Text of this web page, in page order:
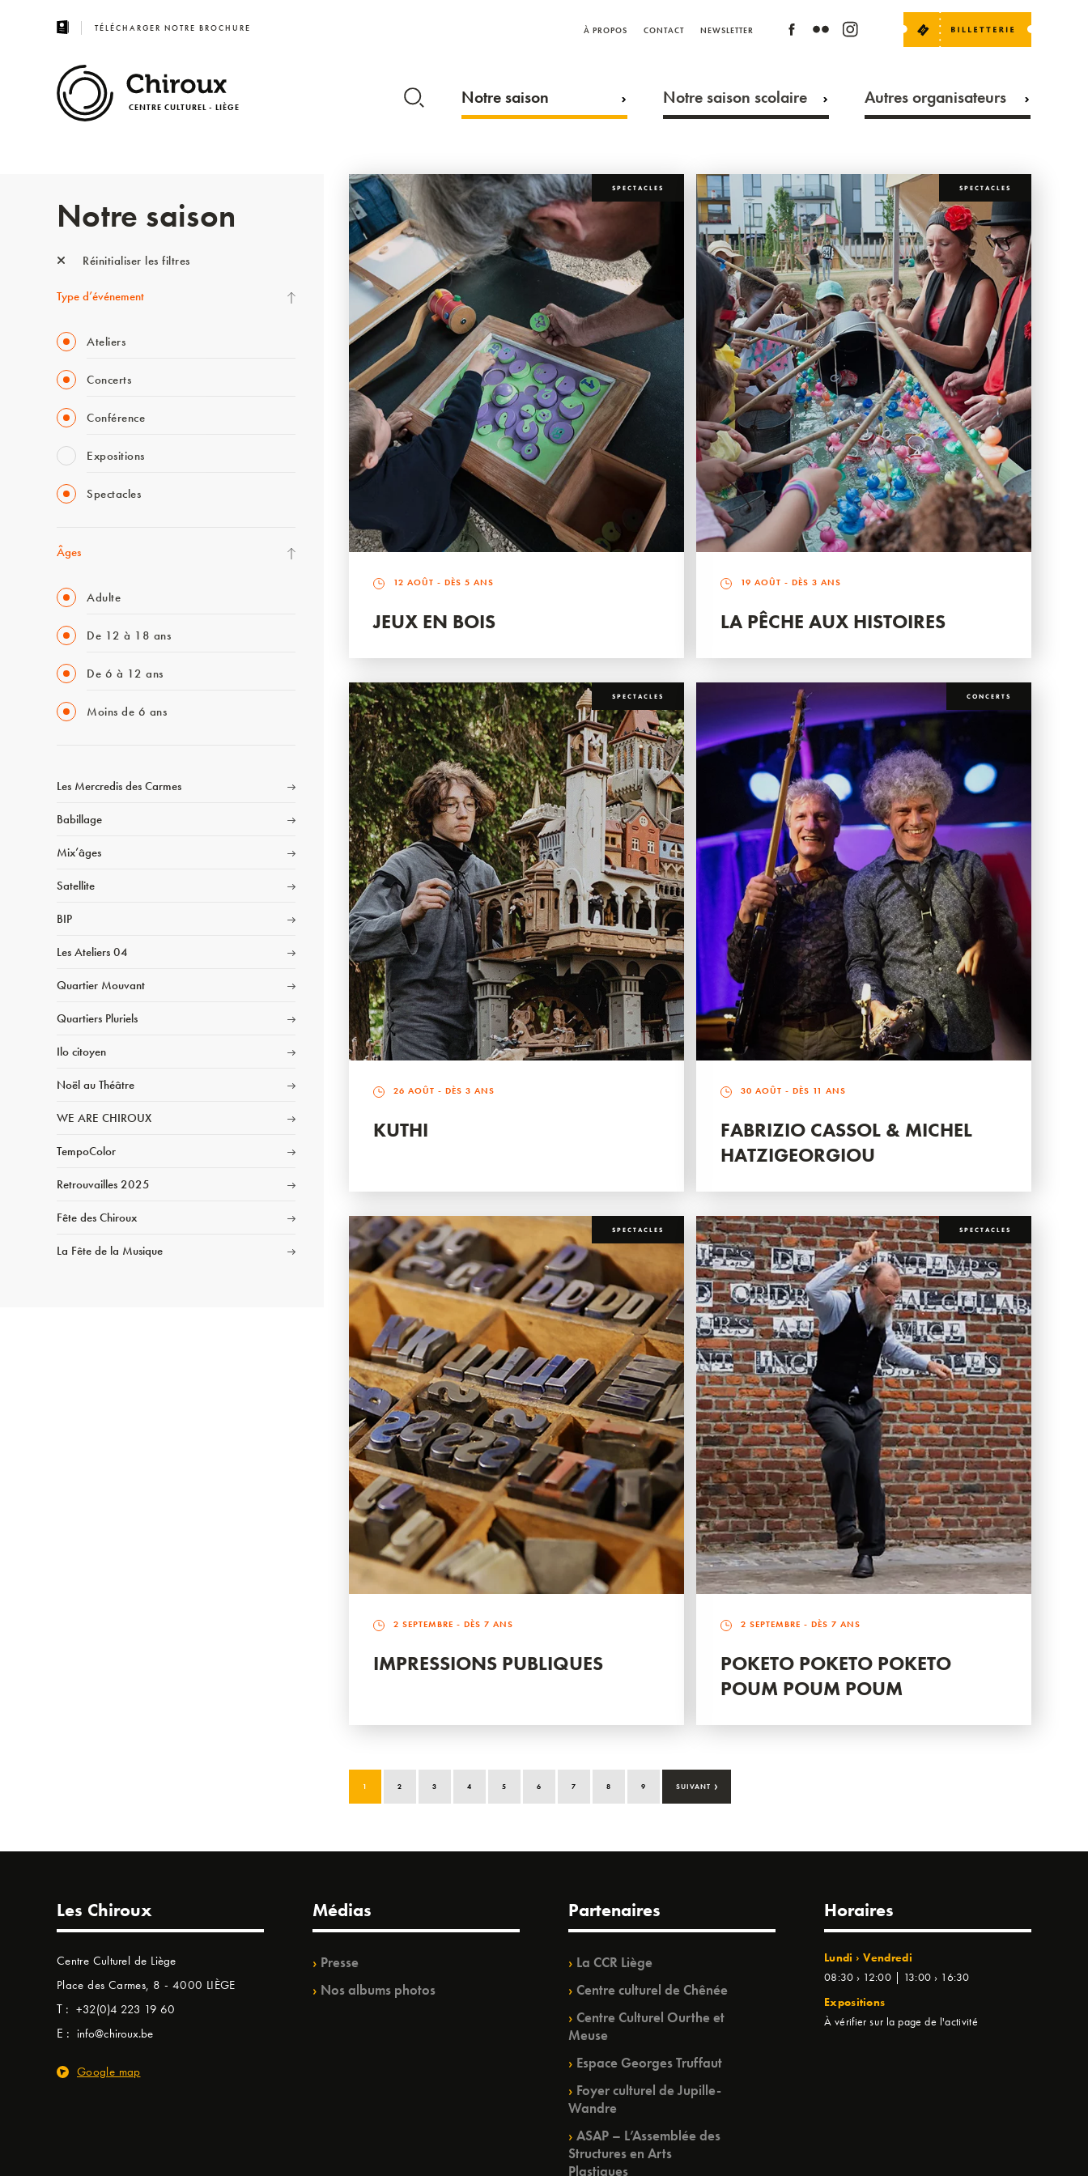
TÉLÉCHARGER NOTRE BROCHURE À PROPOS CONTACT NEWSLETTER
CENTRE CULTUREL - LIÈGE Notre saison Notre saison scolaire Autres organisateurs
Notre saison
Réinitialiser les filtres
Type d’événement
Ateliers
Concerts
Conférence
Expositions
Spectacles
Âges
Adulte
De 12 à 18 ans
De 6 à 12 ans
Moins de 6 ans
Les Mercredis des Carmes
Babillage
Mix’âges
Satellite
BIP
Les Ateliers 04
Quartier Mouvant
Quartiers Pluriels
Ilo citoyen
Noël au Théâtre
WE ARE CHIROUX
TempoColor
Retrouvailles 2025
Fête des Chiroux
La Fête de la Musique
SPECTACLES
12 AOÛT - DÈS 5 ANS
JEUX EN BOIS
SPECTACLES
19 AOÛT - DÈS 3 ANS
LA PÊCHE AUX HISTOIRES
SPECTACLES
26 AOÛT - DÈS 3 ANS
KUTHI
CONCERTS
30 AOÛT - DÈS 11 ANS
FABRIZIO CASSOL & MICHEL
HATZIGEORGIOU
SPECTACLES
2 SEPTEMBRE - DÈS 7 ANS
IMPRESSIONS PUBLIQUES
SPECTACLES
2 SEPTEMBRE - DÈS 7 ANS
POKETO POKETO POKETO
POUM POUM POUM
1 2 3 4 5 6 7 8 9 SUIVANT ›
Les Chiroux
Centre Culturel de Liège
Place des Carmes, 8 - 4000 LIÈGE
T : +32(0)4 223 19 60
E : info@chiroux.be
Google map
Médias
Presse
Nos albums photos
Partenaires
La CCR Liège
Centre culturel de Chênée
Centre Culturel Ourthe et
Meuse
Espace Georges Truffaut
Foyer culturel de Jupille-
Wandre
ASAP – L’Assemblée des
Structures en Arts
Plastiques
Horaires
Lundi › Vendredi
08:30 › 12:00 | 13:00 › 16:30
Expositions
À vérifier sur la page de l'activité